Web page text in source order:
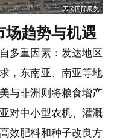
场趋势与机遇
重因素：发达地区
，东南亚、南亚等地
与非洲则将粮食增产
对中小型农机、灌溉
效肥料和种子改良方